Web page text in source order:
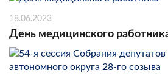
18.06.2023
День медицинского